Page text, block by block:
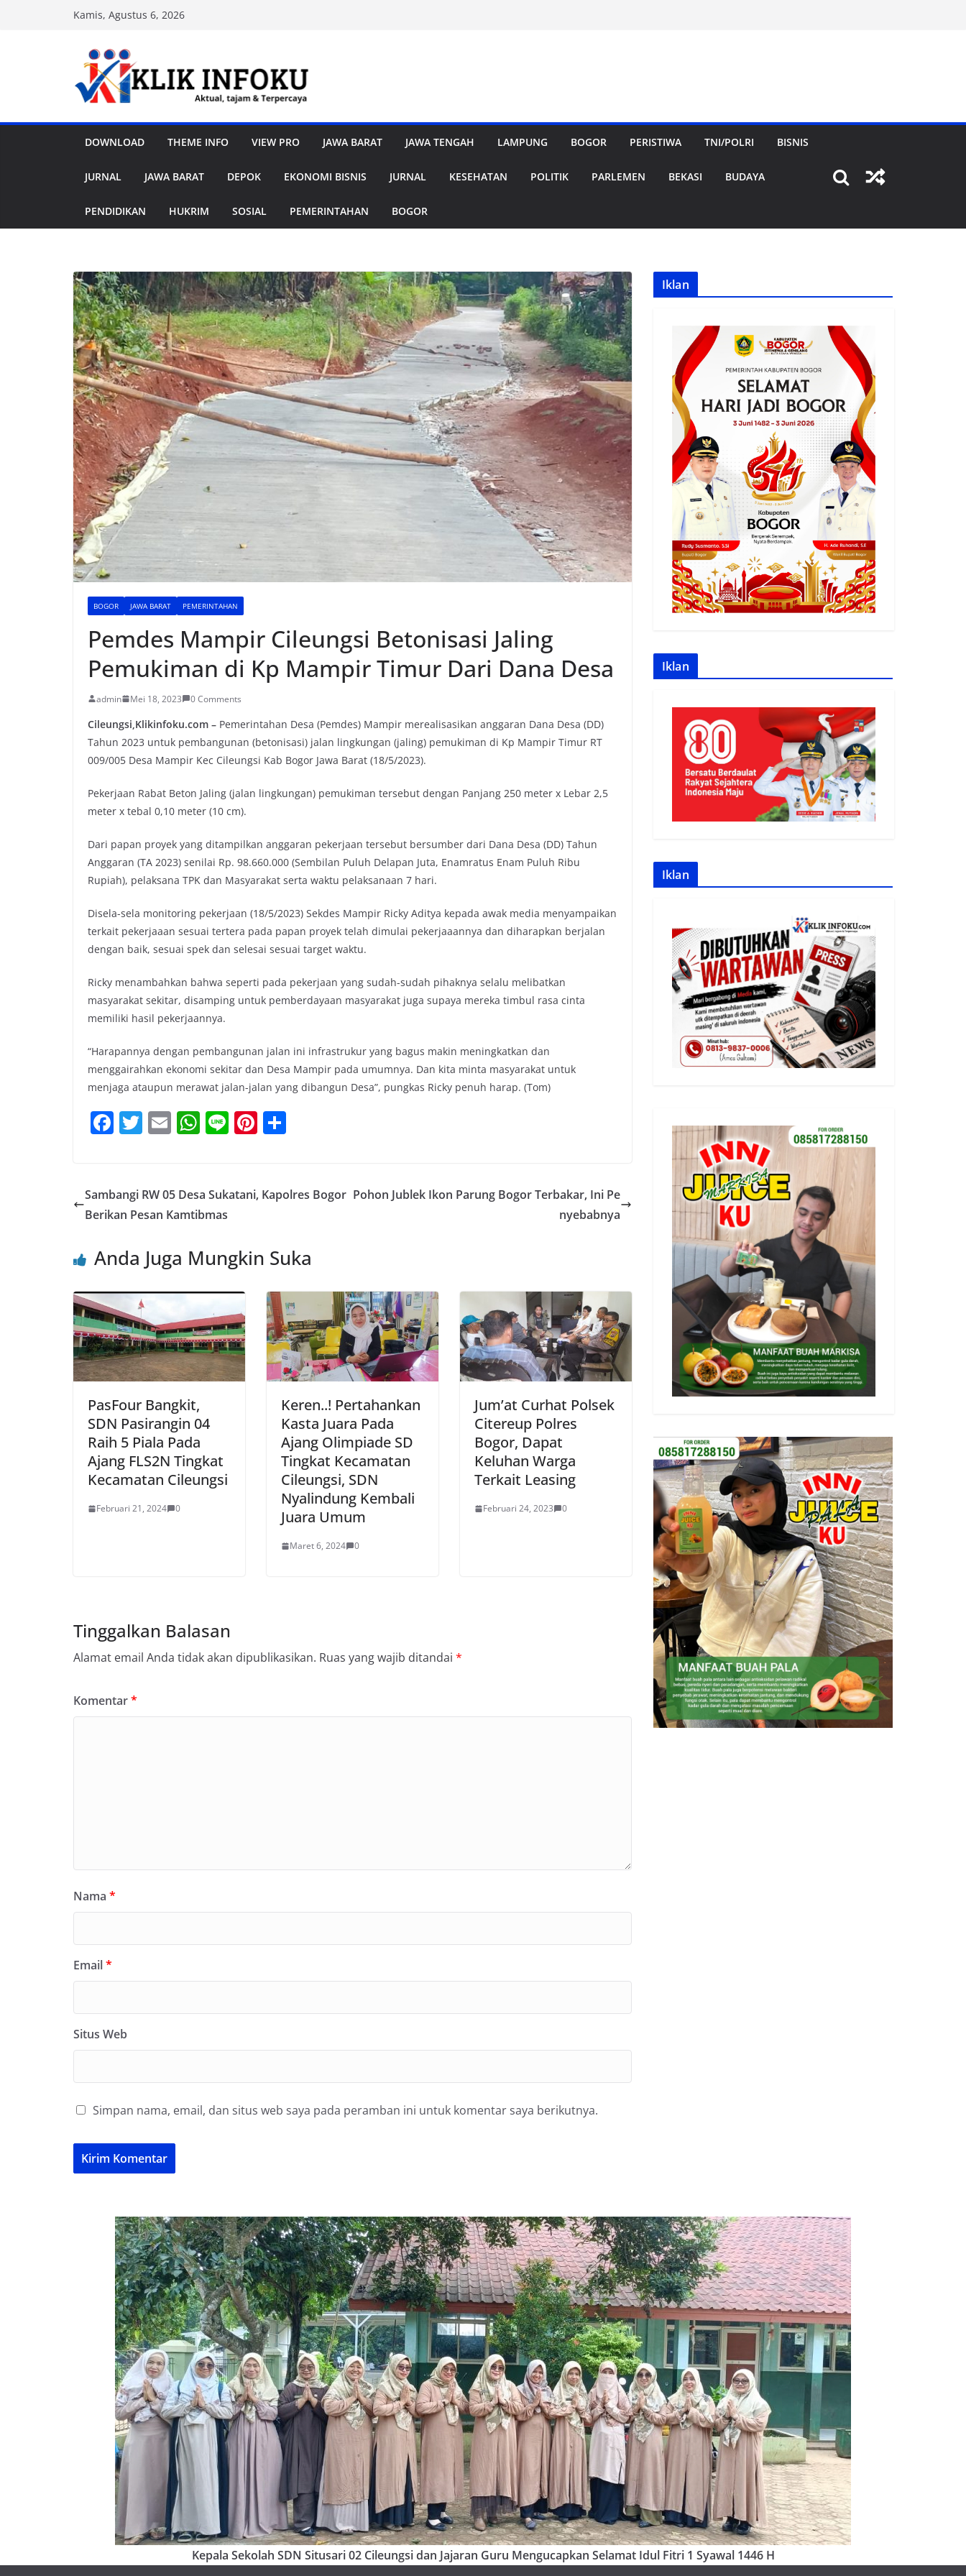
Kamis, Agustus 6, 2026
DOWNLOAD THEME INFO VIEW PRO JAWA BARAT JAWA TENGAH LAMPUNG BOGOR PERISTIWA TNI/POLRI BISNIS
JURNAL JAWA BARAT DEPOK EKONOMI BISNIS JURNAL KESEHATAN POLITIK PARLEMEN BEKASI BUDAYA
PENDIDIKAN HUKRIM SOSIAL PEMERINTAHAN BOGOR
BOGOR JAWA BARAT PEMERINTAHAN
Pemdes Mampir Cileungsi Betonisasi Jaling
Pemukiman di Kp Mampir Timur Dari Dana Desa
admin Mei 18, 2023 0 Comments
Cileungsi,Klikinfoku.com – Pemerintahan Desa (Pemdes) Mampir merealisasikan anggaran Dana Desa (DD)
Tahun 2023 untuk pembangunan (betonisasi) jalan lingkungan (jaling) pemukiman di Kp Mampir Timur RT
009/005 Desa Mampir Kec Cileungsi Kab Bogor Jawa Barat (18/5/2023).
Pekerjaan Rabat Beton Jaling (jalan lingkungan) pemukiman tersebut dengan Panjang 250 meter x Lebar 2,5
meter x tebal 0,10 meter (10 cm).
Dari papan proyek yang ditampilkan anggaran pekerjaan tersebut bersumber dari Dana Desa (DD) Tahun
Anggaran (TA 2023) senilai Rp. 98.660.000 (Sembilan Puluh Delapan Juta, Enamratus Enam Puluh Ribu
Rupiah), pelaksana TPK dan Masyarakat serta waktu pelaksanaan 7 hari.
Disela-sela monitoring pekerjaan (18/5/2023) Sekdes Mampir Ricky Aditya kepada awak media menyampaikan
terkait pekerjaaan sesuai tertera pada papan proyek telah dimulai pekerjaaannya dan diharapkan berjalan
dengan baik, sesuai spek dan selesai sesuai target waktu.
Ricky menambahkan bahwa seperti pada pekerjaan yang sudah-sudah pihaknya selalu melibatkan
masyarakat sekitar, disamping untuk pemberdayaan masyarakat juga supaya mereka timbul rasa cinta
memiliki hasil pekerjaannya.
“Harapannya dengan pembangunan jalan ini infrastrukur yang bagus makin meningkatkan dan
menggairahkan ekonomi sekitar dan Desa Mampir pada umumnya. Dan kita minta masyarakat untuk
menjaga ataupun merawat jalan-jalan yang dibangun Desa”, pungkas Ricky penuh harap. (Tom)
F
e
b
o
k
T
er
E
l
W
s
A
p
Li Pi
e e
Sambangi RW 05 Desa Sukatani, Kapolres Bogor
Berikan Pesan Kamtibmas
Pohon Jublek Ikon Parung Bogor Terbakar, Ini Pe
nyebabnya
Anda Juga Mungkin Suka
PasFour Bangkit,
SDN Pasirangin 04
Raih 5 Piala Pada
Ajang FLS2N Tingkat
Kecamatan Cileungsi
Februari 21, 2024 0
Keren..! Pertahankan
Kasta Juara Pada
Ajang Olimpiade SD
Tingkat Kecamatan
Cileungsi, SDN
Nyalindung Kembali
Juara Umum
Maret 6, 2024 0
Jum’at Curhat Polsek
Citereup Polres
Bogor, Dapat
Keluhan Warga
Terkait Leasing
Februari 24, 2023 0
Tinggalkan Balasan
Alamat email Anda tidak akan dipublikasikan. Ruas yang wajib ditandai *
Komentar*
Nama *
Email*
Situs Web
Simpan nama, email, dan situs web saya pada peramban ini untuk komentar saya berikutnya.
Iklan
Iklan
Iklan
Kepala Sekolah SDN Situsari 02 Cileungsi dan Jajaran Guru Mengucapkan Selamat Idul Fitri 1 Syawal 1446 H